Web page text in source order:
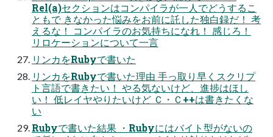
Rel(a)セクションはコンパイラが一人でどうするこ
ともで きなかった悩みをお前に託した独白録だ！ 考
えるな！ コンパイラのお気持ちになれ！ 感じろ！
リロケーションについて一言
リンカをRubyで書いた
リンカをRubyで書いた理由 手っ取り早くスクリプ
ト言語で書きたい！ やる気ないけど、進捗はほし
い！ 低レイヤやりたいけど Ｃ・Ｃ++は書きたくな
い
Rubyで書いた結果 ・Rubyにはバイト型がないの